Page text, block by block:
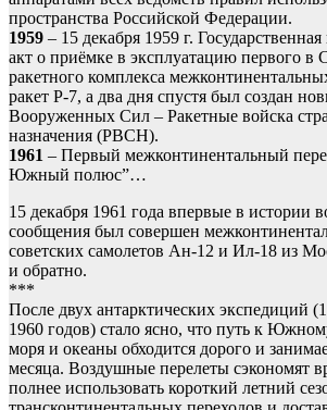
пространства Российской Федерации.
1959 – 15 декабря 1959 г.
акт о приёмке в эксплуатацию первого в
ракетного комплекса
ракет Р-7, а два дня спустя был создан
Вооруженных Сил – Ракетные войска
назначения (РВСН).
1961 – Первый межконтинентальный
Южный полюс”…
15 декабря 1961 года впервые в истории
сообщения был совершен
советских самолетов Ан-12 и Ил-18 из
и обратно.
***
После двух антарктических экспедиций
1960 годов) стало ясно, что путь к
моря и океаны обходится дорого и
месяца. Воздушные перелеты сэкономят
полнее использовать короткий летний